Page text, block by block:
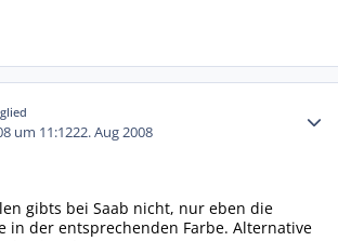
um 11:1222. Aug 2008
gibts bei Saab nicht, nur eben die
in der entsprechenden Farbe. Alternative